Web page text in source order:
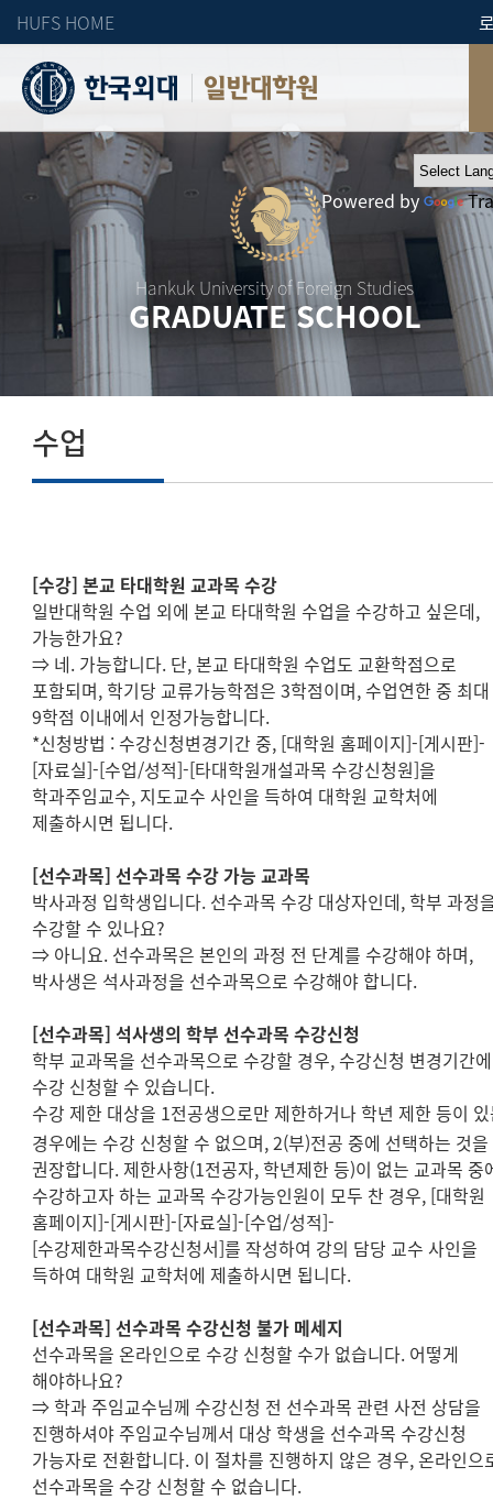
HUFS HOME
일반대학원
Hankuk University of Foreign Studies
GRADUATE SCHOOL
Powered by
수업
[수강]본교 타대학원 교과목 수강
일반대학원 수업 외에 본교 타대학원 수업을 수강하고 싶은데,
가능한가요?
⇒ 네. 가능합니다. 단,본교 타대학원 수업도 교환학점으로
포함되며, 학기당 교류가능학점은3학점이며,수업연한 중 최대
9학점 이내에서 인정가능합니다.
*신청방법 :수강신청변경기간 중, [대학원 홈페이지]-[게시판]-
[자료실]-[수업/성적]-[타대학원개설과목 수강신청원]을
학과주임교수, 지도교수 사인을 득하여 대학원 교학처에
제출하시면 됩니다.
[선수과목]선수과목 수강 가능 교과목
박사과정 입학생입니다. 선수과목 수강 대상자인데, 학부 과정
수강할 수 있나요?
⇒ 아니요. 선수과목은 본인의 과정 전 단계를 수강해야 하며,
박사생은 석사과정을 선수과목으로 수강해야 합니다.
[선수과목]석사생의 학부 선수과목 수강신청
학부 교과목을 선수과목으로 수강할 경우,수강신청 변경기간
수강 신청할 수 있습니다.
수강 제한 대상을 1전공생으로만 제한하거나 학년 제한 등이
경우에는 수강 신청할 수 없으며,2(부)전공 중에 선택하는 것을
권장합니다.제한사항(1전공자, 학년제한 등)이 없는 교과목 중
수강하고자 하는 교과목 수강가능인원이 모두 찬 경우, [대학원
홈페이지]-[게시판]-[자료실]-[수업/성적]-
[수강제한과목수강신청서]를 작성하여 강의 담당 교수 사인을
득하여 대학원 교학처에 제출하시면 됩니다.
[선수과목]선수과목 수강신청 불가 메세지
선수과목을 온라인으로 수강 신청할 수가 없습니다. 어떻게
해야하나요?
⇒ 학과 주임교수님께 수강신청 전 선수과목 관련 사전 상담을
진행하셔야 주임교수님께서 대상 학생을 선수과목 수강신청
가능자로 전환합니다. 이 절차를 진행하지 않은 경우,온라인으
선수과목을 수강 신청할 수 없습니다.